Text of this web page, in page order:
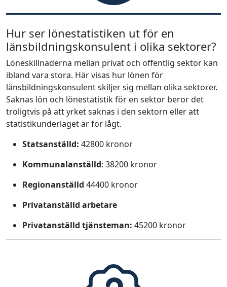
Hur ser lönestatistiken ut för en
länsbildningskonsulent i olika sektorer?
Löneskillnaderna mellan privat och offentlig sektor kan
ibland vara stora. Här visas hur lönen för
länsbildningskonsulent skiljer sig mellan olika sektorer.
Saknas lön och lönestatistik för en sektor beror det
troligtvis på att yrket saknas i den sektorn eller att
statistikunderlaget är för lågt.
Statsanställd: 42800 kronor
Kommunalanställd: 38200 kronor
Regionanställd 44400 kronor
Privatanställd arbetare
Privatanställd tjänsteman: 45200 kronor